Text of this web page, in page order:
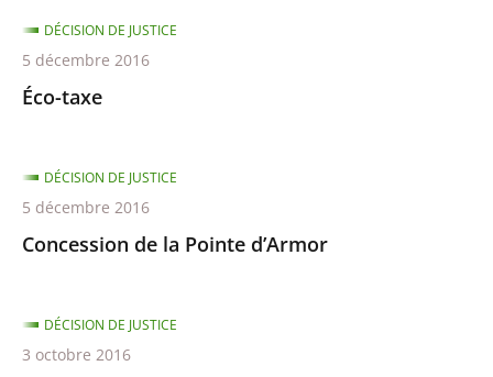
Éco-taxe
DÉCISION DE JUSTICE
5 décembre 2016
Concession de la Pointe d’Armor
DÉCISION DE JUSTICE
5 décembre 2016
DÉCISION DE JUSTICE
3 octobre 2016